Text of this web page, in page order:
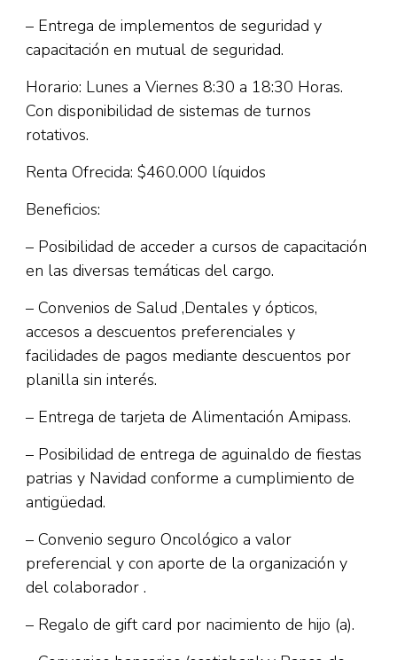
– Entrega de implementos de seguridad y
capacitación en mutual de seguridad.
Horario: Lunes a Viernes 8:30 a 18:30 Horas.
Con disponibilidad de sistemas de turnos
rotativos.
Renta Ofrecida: $460.000 líquidos
Beneficios:
– Posibilidad de acceder a cursos de capacitación
en las diversas temáticas del cargo.
– Convenios de Salud ,Dentales y ópticos,
accesos a descuentos preferenciales y
facilidades de pagos mediante descuentos por
planilla sin interés.
– Entrega de tarjeta de Alimentación Amipass.
– Posibilidad de entrega de aguinaldo de fiestas
patrias y Navidad conforme a cumplimiento de
antigüedad.
– Convenio seguro Oncológico a valor
preferencial y con aporte de la organización y
del colaborador .
– Regalo de gift card por nacimiento de hijo (a).